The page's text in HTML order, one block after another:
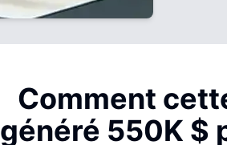
Comment
généré 550K $